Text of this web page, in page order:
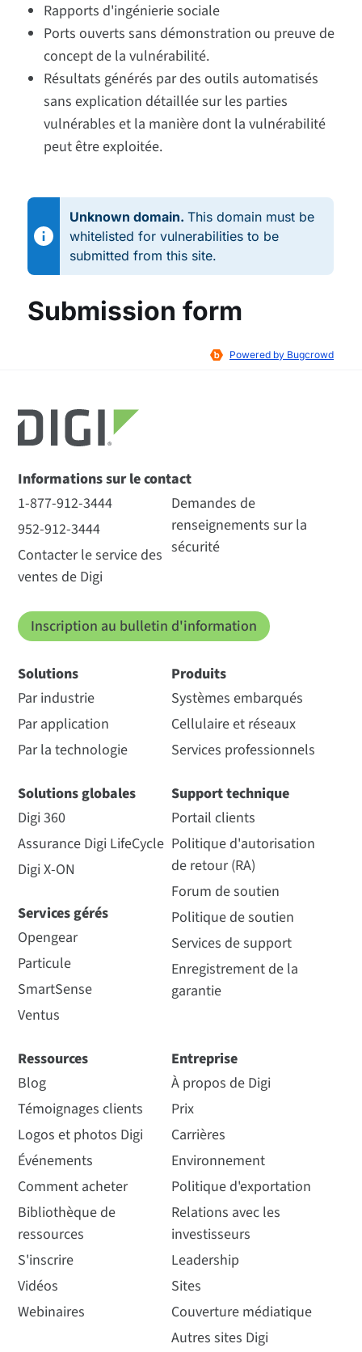
Rapports d'ingénierie sociale
Ports ouverts sans démonstration ou preuve de
concept de la vulnérabilité.
Résultats générés par des outils automatisés
sans explication détaillée sur les parties
vulnérables et la manière dont la vulnérabilité
peut être exploitée.
Informations sur le contact
1-877-912-3444
952-912-3444
Contacter le service des
ventes de Digi
Demandes de
renseignements sur la
sécurité
Inscription au bulletin d'information
Solutions
Par industrie
Par application
Par la technologie
Solutions globales
Digi 360
Assurance Digi LifeCycle
Digi X-ON
Services gérés
Opengear
Particule
SmartSense
Ventus
Produits
Systèmes embarqués
Cellulaire et réseaux
Services professionnels
Support technique
Portail clients
Politique d'autorisation
de retour (RA)
Forum de soutien
Politique de soutien
Services de support
Enregistrement de la
garantie
Ressources
Blog
Témoignages clients
Logos et photos Digi
Événements
Comment acheter
Bibliothèque de
ressources
S'inscrire
Vidéos
Webinaires
Entreprise
À propos de Digi
Prix
Carrières
Environnement
Politique d'exportation
Relations avec les
investisseurs
Leadership
Sites
Couverture médiatique
Autres sites Digi